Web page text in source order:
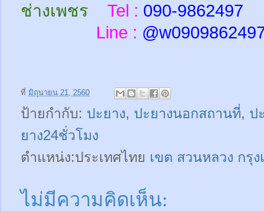
ช่างเพชร Tel : 090-9862497
Line : @w
ที่ มิถุนายน 21, 2560
ป้ายกำกับ: ปะยาง, ปะยางนอกสถานที่, ป
ยาง24ชั่วโมง
ตำแหน่ง:ประเทศไทย เขต สวนหลวง กรุ
ไม่มีความคิดเห็น: